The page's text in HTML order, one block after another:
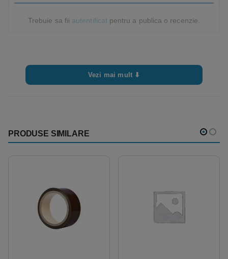
Trebuie sa fii autentificatpentru a publica o recenzie.
Vezi mai mult ⬇
PRODUSE SIMILARE